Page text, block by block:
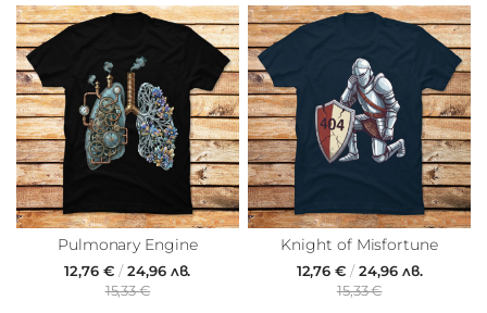
Pulmonary Engine
12,76 € /24,96 лв.
15,33 €
Knight of Misfortune
12,76 €/24,96 лв.
15,33 €